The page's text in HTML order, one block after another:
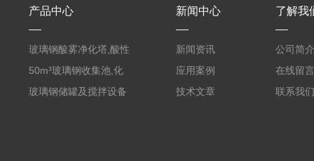
产品中心
玻璃钢酸雾净化塔,酸性
废气洗涤塔处理工艺
50m³玻璃钢收集池,化
粪罐
玻璃钢储罐及搅拌设备
新闻中心
新闻资讯
应用案例
技术文章
了解我
公司简介
在线留言
联系我们